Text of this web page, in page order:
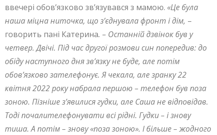
ввечері обов’язково зв’язувався з мамою. «Це була
наша міцна ниточка, що з’єднувала фронт і дім, –
говорить пані Катерина. – Останній дзвінок був у
четвер. Двічі. Під час другої розмови син попередив: до
обіду наступного дня зв’язку не буде, але потім
обов’язково зателефонує. Я чекала, але зранку 22
квітня 2022 року набрала першою – телефон був поза
зоною. Пізніше з’явилися гудки, але Саша не відповідав.
Тоді почалителефонувати всі рідні. Гудки – і знову
тиша. А потім – знову «поза зоною». І більше – жодного